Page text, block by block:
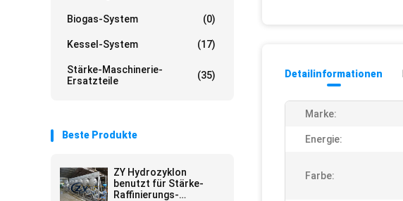
Biogas-System (0)
Kessel-System (17)
Stärke-Maschinerie-
Ersatzteile
(35)
Beste Produkte
ZY Hydrozyklon
benutzt für Stärke-
Raffinierungs-
Detailinformationen
Marke:
Energie:
Farbe: